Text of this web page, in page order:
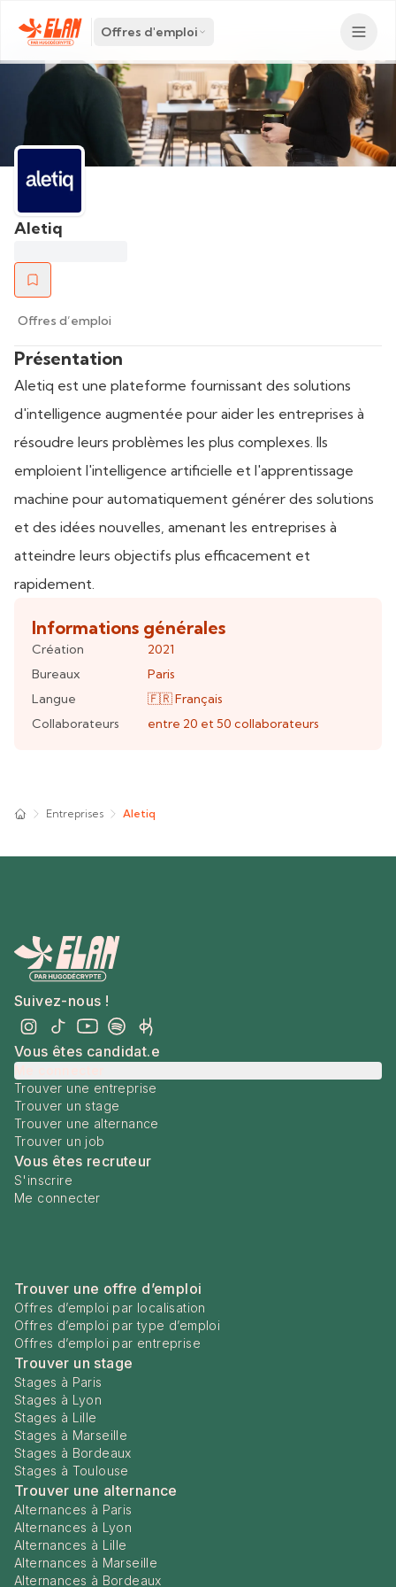
Offres d'emploi
Aletiq
Offres d’emploi
Présentation
Aletiq est une plateforme fournissant des solutions
d'intelligence augmentée pour aider les entreprises à
résoudre leurs problèmes les plus complexes. Ils
emploient l'intelligence artificielle et l'apprentissage
machine pour automatiquement générer des solutions
et des idées nouvelles, amenant les entreprises à
atteindre leurs objectifs plus efficacement et
rapidement.
Informations générales
Création
2021
Bureaux
Paris
Langue
🇫🇷Français
Collaborateurs
entre 20 et 50 collaborateurs
Entreprises Aletiq
Suivez-nous !
Vous êtes candidat.e
Trouver une entreprise
Trouver un stage
Trouver une alternance
Trouver un job
Vous êtes recruteur
S'inscrire
Me connecter
Trouver une offre d’emploi
Offres d’emploi par localisation
Offres d’emploi par type d’emploi
Offres d’emploi par entreprise
Trouver un stage
Stages à Paris
Stages à Lyon
Stages à Lille
Stages à Marseille
Stages à Bordeaux
Stages à Toulouse
Trouver une alternance
Alternances à Paris
Alternances à Lyon
Alternances à Lille
Alternances à Marseille
Alternances à Bordeaux